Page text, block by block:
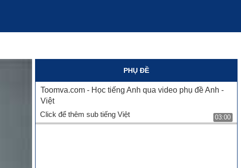
PHỤ ĐỀ
Toomva.com - Học tiếng Anh qua video phụ đề Anh -
Việt
Click để thêm sub tiếng Việt
03:00